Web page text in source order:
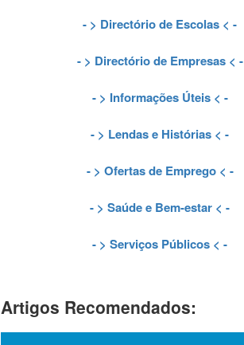
- > Directório de Escolas < -
- > Directório de Empresas< -
- > Informações Úteis< -
- > Lendas e Histórias < -
- > Ofertas de Emprego< -
- > Saúde e Bem-estar < -
- > Serviços Públicos < -
Artigos Recomendados: